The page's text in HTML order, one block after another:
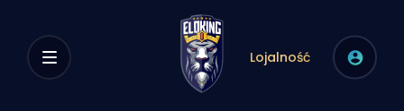
Lojalność